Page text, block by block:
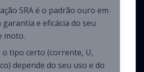
SRA é o padrão ouro em
garantia e eficácia do seu
moto.
o tipo certo (corrente, U,
depende do seu uso e do